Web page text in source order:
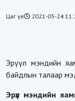
Цаг үе 2021-05-24
Эрүүл мэндийн
байдлын талаар
Эрүүл мэндийн